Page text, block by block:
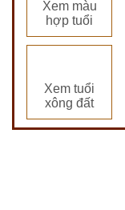
Xem màu
hợp tuổi
Xem tuổi
xông đất